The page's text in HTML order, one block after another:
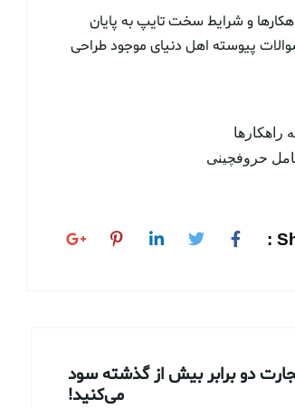
و شرایط سخت تایپ به پایان
پیوسته اهل دنیای موجود طراحی
حروفچینی
دو برابر بیش از گذشته سود
می‌کنید!